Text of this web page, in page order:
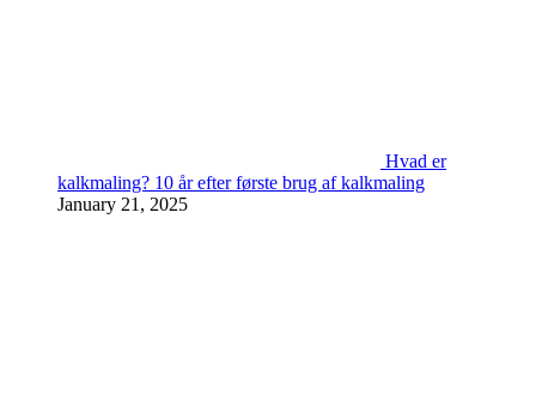
Hvad er
kalkmaling? 10 år efter første brug af kalkmaling
January 21, 2025